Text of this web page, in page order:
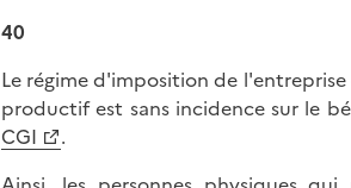
40
Le régime d'imposition de
productif est sans incidence sur le
CGI
.